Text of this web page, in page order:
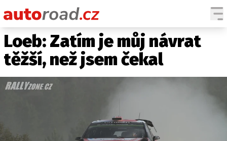
AUTA
TESTY AUT
NOVINKY
HISTORIE
ZAJÍMAVOSTI
Loeb: Zatím je můj návrat
těžší, než jsem čekal